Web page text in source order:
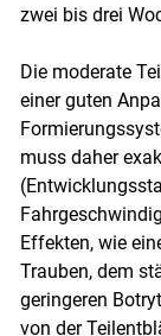
zwei bis drei
Die moderate
einer guten
muss daher
Effekten, wie
Trauben, dem
geringeren
von der